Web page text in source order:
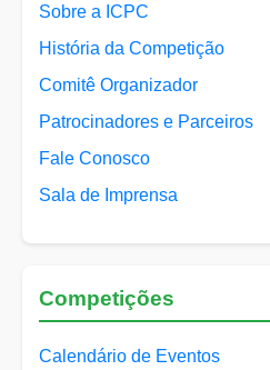
Sobre a ICPC
História da Competição
Comitê Organizador
Patrocinadores e Parceiros
Fale Conosco
Sala de Imprensa
Competições
Calendário de Eventos